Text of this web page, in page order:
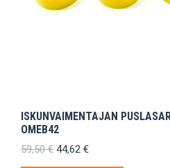
ISKUNVAIMENTAJAN
OMEB42
59,50€ Alkuperäinen
44,62 €Nykyinen